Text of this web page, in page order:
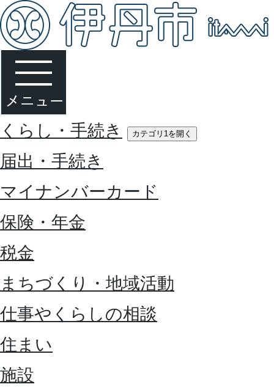
くらし・手続き カテゴリ1を開く
届出・手続き
マイナンバーカード
保険・年金
税金
まちづくり・地域活動
仕事やくらしの相談
住まい
施設